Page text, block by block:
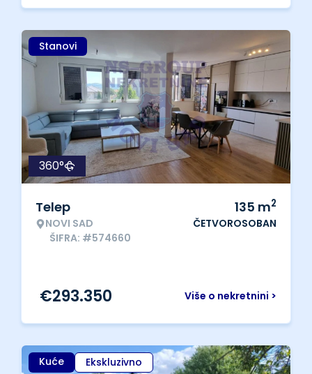
Stanovi
360°
Telep
NOVI SAD
ŠIFRA: #574660
135 m2
ČETVOROSOBAN
Više o nekretnini >
€293.350
Kuće Ekskluzivno